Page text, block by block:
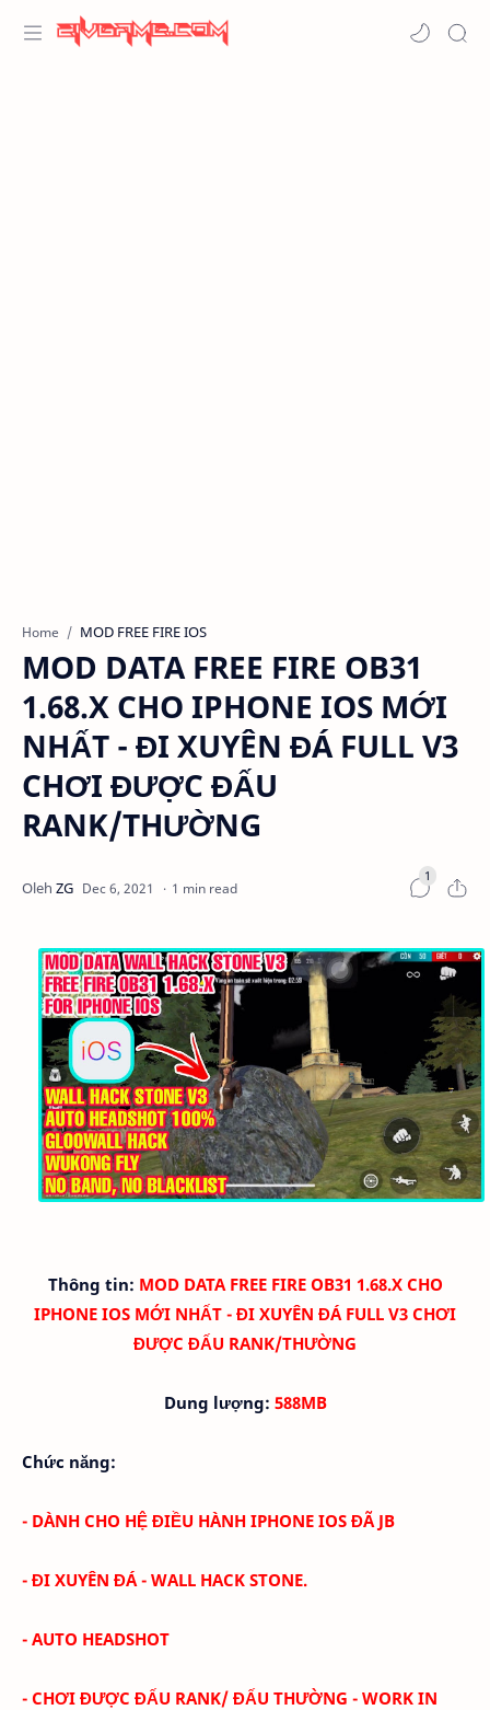
Home MOD FREE FIRE IOS
MOD DATA FREE FIRE OB31
1.68.X CHO IPHONE IOS MỚI
NHẤT - ĐI XUYÊN ĐÁ FULL V3
CHƠI ĐƯỢC ĐẤU
RANK/THƯỜNG
1 min read
Thông tin: MOD DATA FREE FIRE OB31 1.68.X CHO
IPHONE IOS MỚI NHẤT - ĐI XUYÊN ĐÁ FULL V3 CHƠI
ĐƯỢC ĐẤU RANK/THƯỜNG
Dung lượng: 588MB
Chức năng:
- DÀNH CHO HỆ ĐIỀU HÀNH IPHONE IOS ĐÃ JB
- ĐI XUYÊN ĐÁ - WALL HACK STONE.
- AUTO HEADSHOT
- CHƠI ĐƯỢC ĐẤU RANK/ ĐẤU THƯỜNG - WORK IN